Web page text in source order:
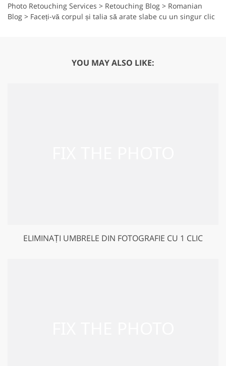
Photo Retouching Services > Retouching Blog > Romanian
Blog > Faceți-vă corpul și talia să arate slabe cu un singur clic
YOU MAY ALSO LIKE:
ELIMINAȚI UMBRELE DIN FOTOGRAFIE CU 1 CLIC